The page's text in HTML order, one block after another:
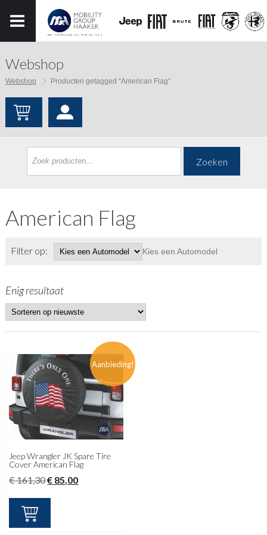
Webshop
Webshop Producten getagged “American Flag”
Zoeken
American Flag
Filter op: Kies een Automodel
Enig resultaat
Aanbieding!
Jeep Wrangler JK Spare Tire
Cover American Flag
€161,30Oorspronkelijke
€ 85,00Huidige